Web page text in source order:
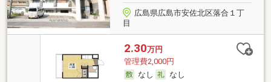
広島県広島市安佐北区落合１丁
目
2.30万円
管理費2,000円
なし
なし